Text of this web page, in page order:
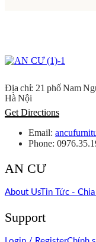
Địa chỉ: 21 phố Nam
Hà Nội
Get Directions
Email:
Phone:
AN CƯ
About UsTin Tức -
Support